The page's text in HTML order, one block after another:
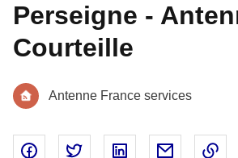
Perseigne -
Courteille
Antenne France services
Partager sur Facebook - nouvelle
Partager sur Twitter -
Partager sur